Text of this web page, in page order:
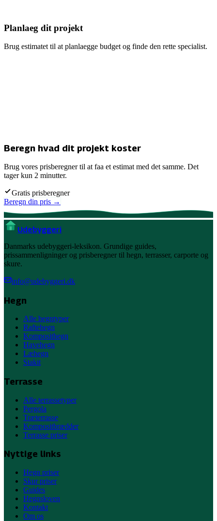
Planlaeg dit projekt
Brug estimatet til at planlaegge budget og finde den rette specialist.
Beregn hvad dit projekt koster
Brug vores prisberegner til at faa et estimat med det samme. Det
tager kun 2 minutter.
Gratis prisberegner
Beregn din pris →
Udebyggeri
Danmarks udebyggeri-leksikon. Grundige guides,
prissammenligninger og prisberegner til hegn, terrasser, carporte og
skure.
info@udebyggeri.dk
Hegn
Alle hegntyper
Raftehegn
Komposithegn
Havehegn
Læhegn
Stakit
Terrasse
Alle terrassetyper
Pergola
Træterrasse
Kompositbrædder
Terrasse priser
Nyttige links
Hegn priser
Skur priser
Guides
Hegnsloven
Kontakt
Om os